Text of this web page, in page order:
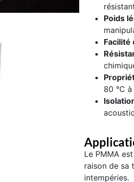
Poids
Facilité
80 °C
Le PMMA
raison de sa
intempéries.